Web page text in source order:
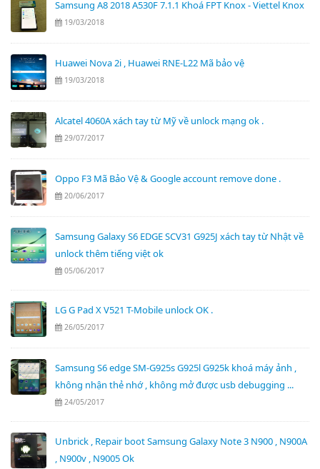
Samsung A8 2018 A530F 7.1.1 Khoá FPT Knox - Viettel Knox
19/03/2018
Huawei Nova 2i , Huawei RNE-L22 Mã bảo vệ
19/03/2018
Alcatel 4060A xách tay từ Mỹ về unlock mạng ok .
29/07/2017
Oppo F3 Mã Bảo Vệ & Google account remove done .
20/06/2017
Samsung Galaxy S6 EDGE SCV31 G925J xách tay từ Nhật về
unlock thêm tiếng việt ok
05/06/2017
LG G Pad X V521 T-Mobile unlock OK .
26/05/2017
Samsung S6 edge SM-G925s G925l G925k khoá máy ảnh ,
không nhận thẻ nhớ , không mở được usb debugging ...
24/05/2017
Unbrick , Repair boot Samsung Galaxy Note 3 N900 , N900A
, N900v , N9005 Ok